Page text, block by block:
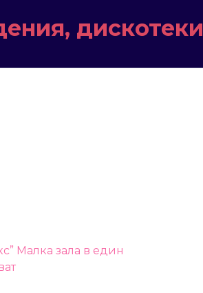
дискотеки
Малка зала в един